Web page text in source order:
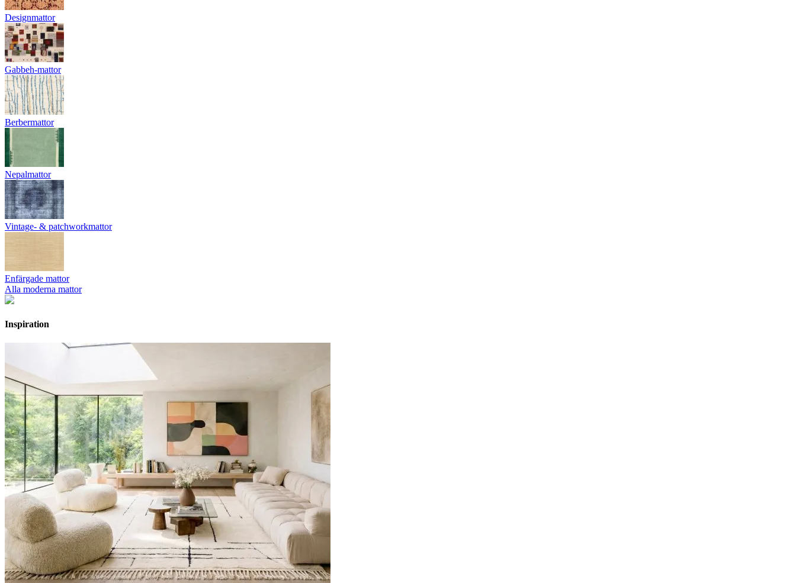
Designmattor
Gabbeh-mattor
Berbermattor
Nepalmattor
Vintage- & patchworkmattor
Enfärgade mattor
Alla moderna mattor
Inspiration